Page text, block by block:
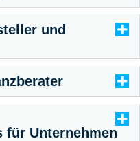
und
für Unternehmen